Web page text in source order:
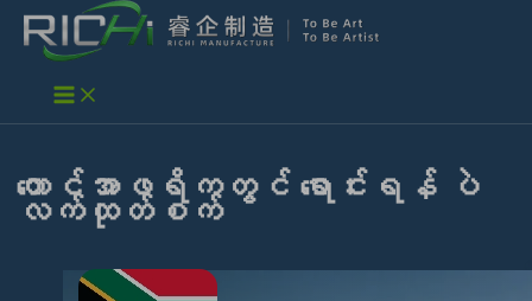
Skip
content
တောင်အာဖရိကတွင် ရောင်းရန် ပဲ
လက်ထုတ်စက်